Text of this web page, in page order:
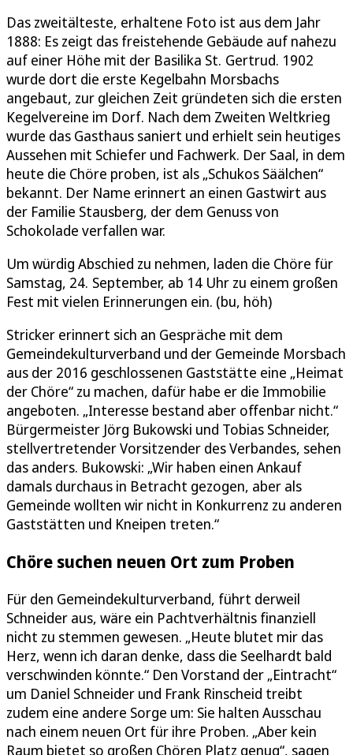
Das zweitälteste, erhaltene Foto ist aus dem Jahr
1888: Es zeigt das freistehende Gebäude auf nahezu
auf einer Höhe mit der Basilika St. Gertrud. 1902
wurde dort die erste Kegelbahn Morsbachs
angebaut, zur gleichen Zeit gründeten sich die ersten
Kegelvereine im Dorf. Nach dem Zweiten Weltkrieg
wurde das Gasthaus saniert und erhielt sein heutiges
Aussehen mit Schiefer und Fachwerk. Der Saal, in dem
heute die Chöre proben, ist als „Schukos Säälchen“
bekannt. Der Name erinnert an einen Gastwirt aus
der Familie Stausberg, der dem Genuss von
Schokolade verfallen war.
Um würdig Abschied zu nehmen, laden die Chöre für
Samstag, 24. September, ab 14 Uhr zu einem großen
Fest mit vielen Erinnerungen ein. (bu, höh)
Stricker erinnert sich an Gespräche mit dem
Gemeindekulturverband und der Gemeinde Morsbach
aus der 2016 geschlossenen Gaststätte eine „Heimat
der Chöre“ zu machen, dafür habe er die Immobilie
angeboten. „Interesse bestand aber offenbar nicht.“
Bürgermeister Jörg Bukowski und Tobias Schneider,
stellvertretender Vorsitzender des Verbandes, sehen
das anders. Bukowski: „Wir haben einen Ankauf
damals durchaus in Betracht gezogen, aber als
Gemeinde wollten wir nicht in Konkurrenz zu anderen
Gaststätten und Kneipen treten.“
Chöre suchen neuen Ort zum Proben
Für den Gemeindekulturverband, führt derweil
Schneider aus, wäre ein Pachtverhältnis finanziell
nicht zu stemmen gewesen. „Heute blutet mir das
Herz, wenn ich daran denke, dass die Seelhardt bald
verschwinden könnte.“ Den Vorstand der „Eintracht“
um Daniel Schneider und Frank Rinscheid treibt
zudem eine andere Sorge um: Sie halten Ausschau
nach einem neuen Ort für ihre Proben. „Aber kein
Raum bietet so großen Chören Platz genug“, sagen